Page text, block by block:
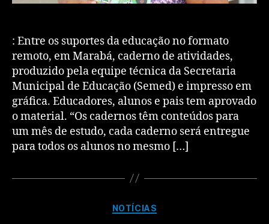
: Entre os suportes da educação no formato
remoto, em Marabá, caderno de atividades,
produzido pela equipe técnica da Secretaria
Municipal de Educação (Semed) e impresso em
gráfica. Educadores, alunos e pais tem aprovado
o material. “Os cadernos têm conteúdos para
um mês de estudo, cada caderno será entregue
para todos os alunos no mesmo […]
NOTÍCIAS